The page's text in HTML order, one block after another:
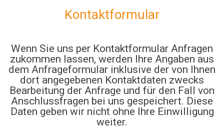
Kontaktformular
Wenn Sie uns per Kontaktformular Anfragen
zukommen lassen, werden Ihre Angaben aus
dem Anfrageformular inklusive der von Ihnen
dort angegebenen Kontaktdaten zwecks
Bearbeitung der Anfrage und für den Fall von
Anschlussfragen bei uns gespeichert. Diese
Daten geben wir nicht ohne Ihre Einwilligung
weiter.